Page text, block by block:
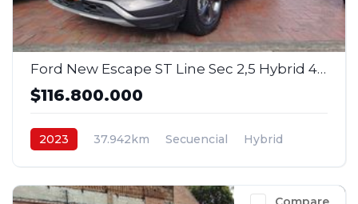
Ford New Escape ST Line Sec 2,5 Hybrid 4x2 2023
$116.800.000
2023 37.942km Secuencial
Hybrid